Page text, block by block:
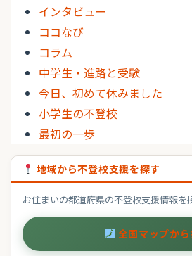
インタビュー
ココなび
コラム
中学生・進路と受験
今日、初めて休みました
小学生の不登校
最初の一歩
地域から不登校支援を探す
お住まいの都道府県の不登校支援情報を
全国マップから